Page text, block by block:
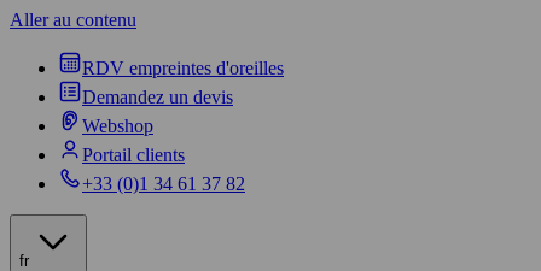
Aller au contenu
RDV empreintes d'oreilles
Demandez un devis
Webshop
Portail clients
+33 (0)1 34 61 37 82
fr